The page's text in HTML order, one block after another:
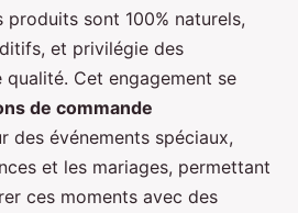
sont 100% naturels,
et privilégie des
Cet engagement se
de commande
des événements spéciaux,
et les mariages, permettant
ces moments avec des